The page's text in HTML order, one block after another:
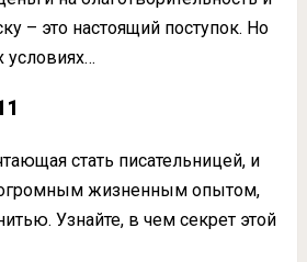
– это настоящий поступок. Но
стать писательницей, и
огромным жизненным опытом,
Узнайте, в чем секрет этой